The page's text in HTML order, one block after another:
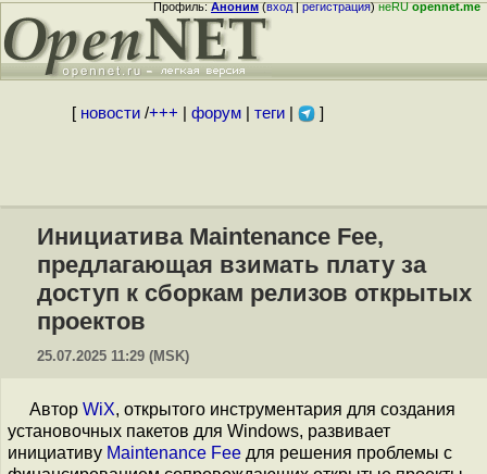
Профиль:Аноним(вход|регистрация)неRUopennet.me
[ новости/+++ форум| теги| ]
Инициатива Maintenance Fee,
предлагающая взимать плату за
доступ к сборкам релизов открытых
проектов
25.07.2025 11:29 (MSK)
Автор WiX, открытого инструментария для создания
установочных пакетов для Windows, развивает
инициативу Maintenance Fee для решения проблемы с